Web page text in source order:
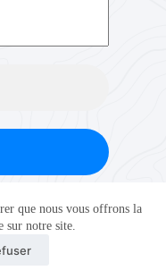
que nous vous offrons la
sur notre site.
par